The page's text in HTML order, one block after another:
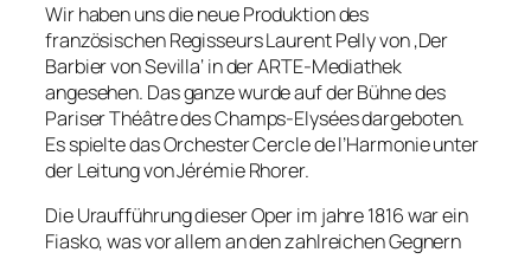
Wir haben uns die neue Produktion des
französischen Regisseurs Laurent Pelly von ‚Der
Barbier von Sevilla‘ in der ARTE-Mediathek
angesehen. Das ganze wurde auf der Bühne des
Pariser Théâtre des Champs-Elysées dargeboten.
Es spielte das Orchester Cercle de l’Harmonie unter
der Leitung von Jérémie Rhorer.
Die Uraufführung dieser Oper im jahre 1816 war ein
Fiasko, was vor allem an den zahlreichen Gegnern